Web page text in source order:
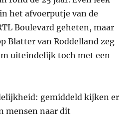
het afvoerputje van de
Boulevard geheten, maar
Blatter van Roddelland zeg
uiteindelijk toch met een
gemiddeld kijken er
mensen naar dit